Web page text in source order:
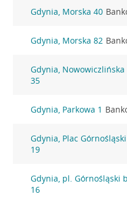
Gdynia, Morska 40
Gdynia, Morska 82
Gdynia, Nowowiczlińska
35
Gdynia, Parkowa 1
Gdynia, Plac Górnośląski
19
Gdynia, pl. Górnośląski
16